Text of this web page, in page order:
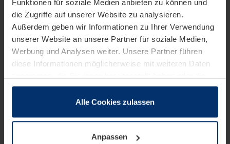
Funktionen für soziale Medien anbieten zu können und
die Zugriffe auf unserer Website zu analysieren.
Außerdem geben wir Informationen zu Ihrer Verwendung
unserer Website an unsere Partner für soziale Medien,
Werbung und Analysen weiter. Unsere Partner führen
diese Informationen möglicherweise mit weiteren Daten
sie im Rahmen Ihrer Nutzung der Dienste gesammelt
wenn diese für den Betrieb dieser Seite unbedingt
notwendig sind. Für alle anderen Cookie-Typen benötigen
Alle Cookies zulassen
Anpassen